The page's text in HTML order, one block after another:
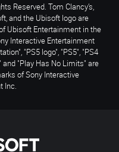
Reserved. Tom Clancy’s,
and the Ubisoft logo are
Ubisoft Entertainment in the
Interactive Entertainment
"PS5 logo", "PS5", "PS4
and "Play Has No Limits" are
of Sony Interactive
Inc.